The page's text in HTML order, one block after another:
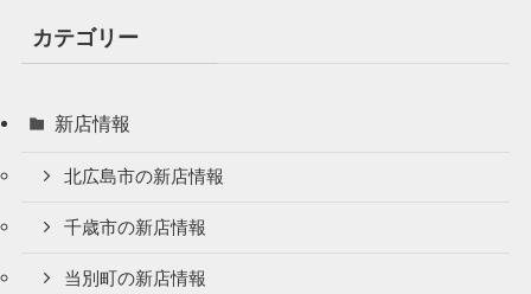
カテゴリー
新店情報
北広島市の新店情報
千歳市の新店情報
当別町の新店情報